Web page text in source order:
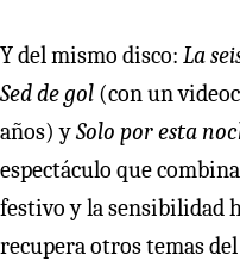
Y del mismo disco: La
Sed de gol (con un
años) ySolo por esta
espectáculo que
festivo y la sensibilidad
recupera otros temas